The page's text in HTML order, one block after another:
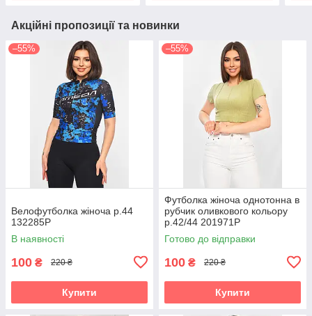
Акційні пропозиції та новинки
–55%
Велофутболка жiноча р.44
132285P
В наявності
100 ₴ 220 ₴
Купити
–55%
Футболка жіноча однотонна в
рубчик оливкового кольору
р.42/44 201971P
Готово до відправки
100 ₴ 220 ₴
Купити